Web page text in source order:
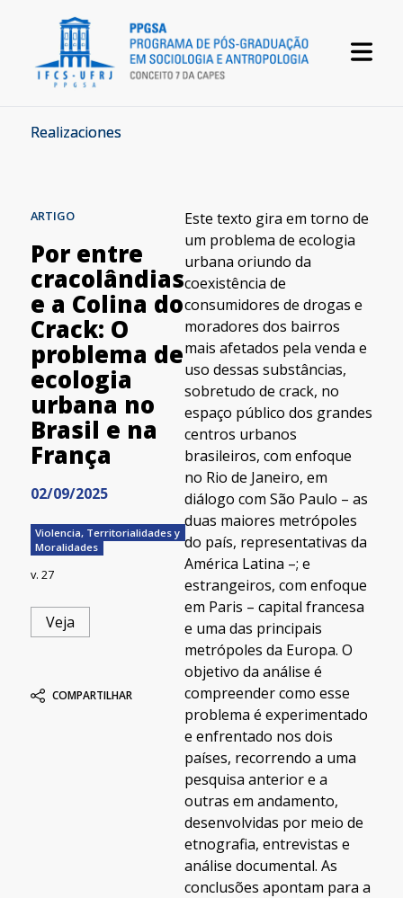
Realizaciones
ARTIGO
Por entre
cracolândias
e a Colina do
Crack: O
problema de
ecologia
urbana no
Brasil e na
França
02/09/2025
Violencia, Territorialidades y
Moralidades
v. 27
Veja
COMPARTILHAR
Este texto gira em torno de
um problema de ecologia
urbana oriundo da
coexistência de
consumidores de drogas e
moradores dos bairros
mais afetados pela venda e
uso dessas substâncias,
sobretudo de crack, no
espaço público dos grandes
centros urbanos
brasileiros, com enfoque
no Rio de Janeiro, em
diálogo com São Paulo – as
duas maiores metrópoles
do país, representativas da
América Latina –; e
estrangeiros, com enfoque
em Paris – capital francesa
e uma das principais
metrópoles da Europa. O
objetivo da análise é
compreender como esse
problema é experimentado
e enfrentado nos dois
países, recorrendo a uma
pesquisa anterior e a
outras em andamento,
desenvolvidas por meio de
etnografia, entrevistas e
análise documental. As
conclusões apontam para a